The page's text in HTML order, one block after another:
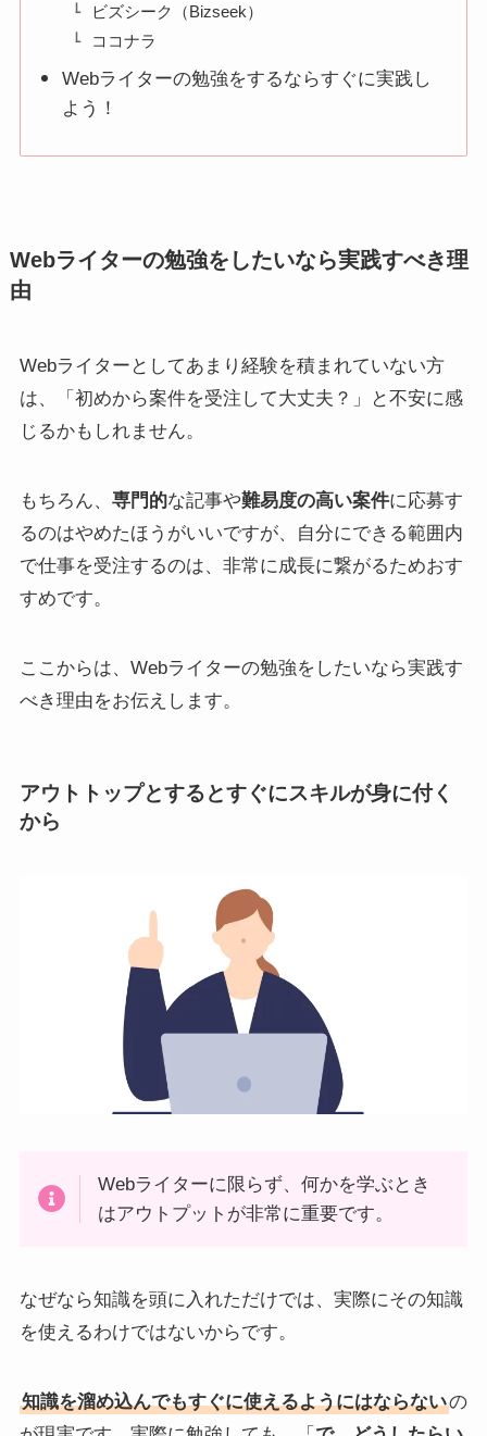
ビズシーク（Bizseek）
ココナラ
Webライターの勉強をするならすぐに実践し
よう！
Webライターの勉強をしたいなら実践すべき理
由
Webライターとしてあまり経験を積まれていない方
は、「初めから案件を受注して大丈夫？」と不安に感
じるかもしれません。
もちろん、 専門的な記事や難易度の高い案件に応募す
るのはやめたほうがいいですが、自分にできる範囲内
で仕事を受注するのは、非常に成長に繋がるためおす
すめです。
ここからは、Webライターの勉強をしたいなら実践す
べき理由をお伝えします。
アウトトップとするとすぐにスキルが身に付く
から
Webライターに限らず、何かを学ぶとき
はアウトプットが非常に重要です。
なぜなら知識を頭に入れただけでは、実際にその知識
を使えるわけではないからです。
知識を溜め込んでもすぐに使えるようにはならないの